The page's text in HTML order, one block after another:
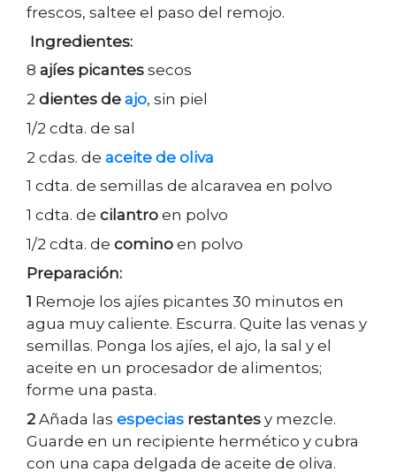
frescos, saltee el paso del remojo.
Ingredientes:
8 ajíes picantes secos
2 dientes de ajo, sin piel
1/2 cdta. de sal
2 cdas. de aceite de oliva
1 cdta. de semillas de alcaravea en polvo
1 cdta. de cilantro en polvo
1/2 cdta. de comino en polvo
Preparación:
1 Remoje los ajíes picantes 30 minutos en
agua muy caliente. Escurra. Quite las venas y
semillas. Ponga los ajíes, el ajo, la sal y el
aceite en un procesador de alimentos;
forme una pasta.
2 Añada las especias restantes y mezcle.
Guarde en un recipiente hermético y cubra
con una capa delgada de aceite de oliva.